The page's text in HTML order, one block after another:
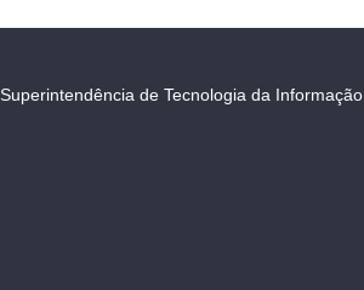
Superintendência de Tecnologia da Informação